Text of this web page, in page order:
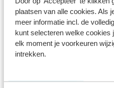
plaatsen van alle cookies. Als
meer informatie incl. de
kunt selecteren welke cookies
elk moment je voorkeuren
intrekken.
Partez en